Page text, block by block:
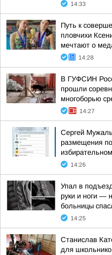
14:33
Путь к
пловчихи
мечтают о
14:28
В ГУФСИН
прошли
многоборью
14:27
Сергей
размещения
14:26
Упал в
руки и ноги —
больницы
14:25
Станислав
для